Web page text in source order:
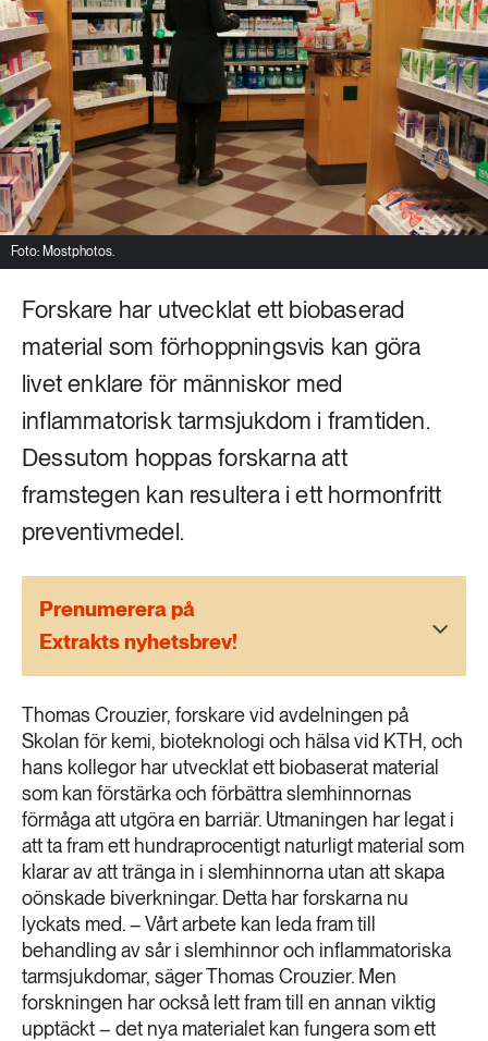
Mat & jordbruk
Skog
Social hållbarhet
Transport
Vatten
252 ARTIKLAR
Landsbygd
939 ARTIKLAR
Livsstil & konsumtion
612 ARTIKLAR
Mat & jordbruk
262 ARTIKLAR
Skog
Social hållbarhet
189 ARTIKLAR
Vatten
Foto: Mostphotos.
Forskare har utvecklat ett biobaserad
material som förhoppningsvis kan göra
livet enklare för människor med
inflammatorisk tarmsjukdom i framtiden.
Dessutom hoppas forskarna att
framstegen kan resultera i ett hormonfritt
preventivmedel.
Prenumerera på
Extrakts nyhetsbrev!
Thomas Crouzier, forskare vid avdelningen på
Skolan för kemi, bioteknologi och hälsa vid KTH, och
hans kollegor har utvecklat ett biobaserat material
som kan förstärka och förbättra slemhinnornas
förmåga att utgöra en barriär. Utmaningen har legat i
att ta fram ett hundraprocentigt naturligt material som
klarar av att tränga in i slemhinnorna utan att skapa
oönskade biverkningar. Detta har forskarna nu
lyckats med. – Vårt arbete kan leda fram till
behandling av sår i slemhinnor och inflammatoriska
tarmsjukdomar, säger Thomas Crouzier. Men
forskningen har också lett fram till en annan viktig
upptäckt – det nya materialet kan fungera som ett